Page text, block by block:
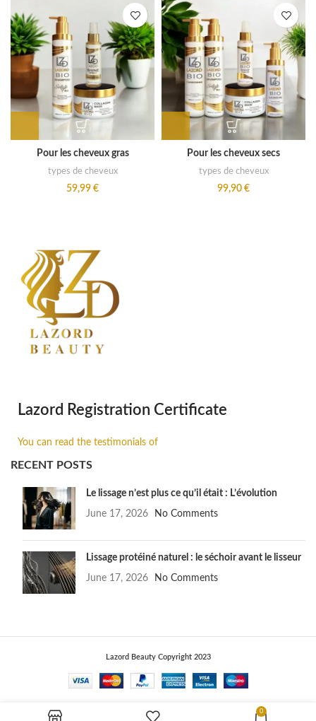
Pour les cheveux gras
types de cheveux
59,99 €
Pour les cheveux secs
types de cheveux
99,90 €
Lazord Registration Certificate
You can read the testimonials of
RECENT POSTS
Le lissage n’est plus ce qu’il était : L’évolution
June 17, 2026 No Comments
Lissage protéiné naturel : le séchoir avant le lisseur
June 17, 2026 No Comments
Lazord Beauty Copyright 2023
0